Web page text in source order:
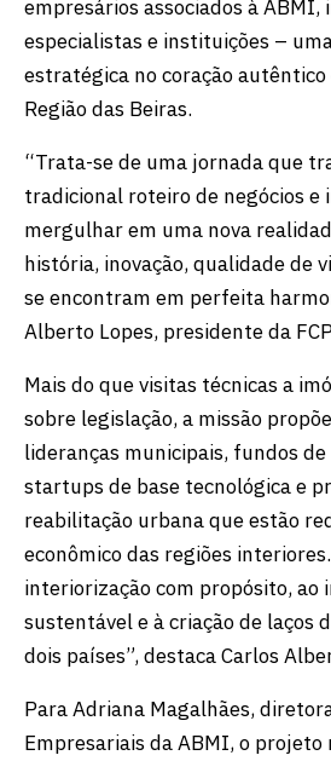
empresários associados à ABMI,
especialistas e instituições –
estratégica no coração
Região das Beiras.
“Trata-se de uma jornada que
tradicional roteiro de negócios e
mergulhar em uma nova
história, inovação, qualidade de
se encontram em perfeita
Alberto Lopes, presidente da
Mais do que visitas técnicas a
sobre legislação, a missão
lideranças municipais, fundos
startups de base tecnológica e
reabilitação urbana que estão
econômico das regiões
interiorização com propósito, ao
sustentável e à criação de laços
dois países”, destaca Carlos
Para Adriana Magalhães,
Empresariais da ABMI, o